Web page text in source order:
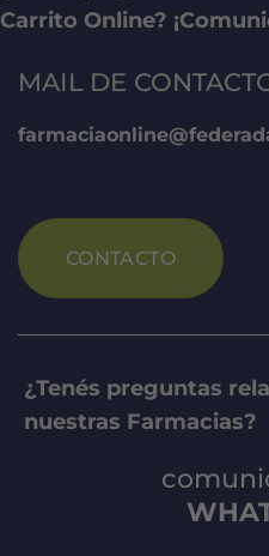
Carrito Online?
MAIL DE
CONTACTO
¿Tenés preguntas
nuestras Farmacias?